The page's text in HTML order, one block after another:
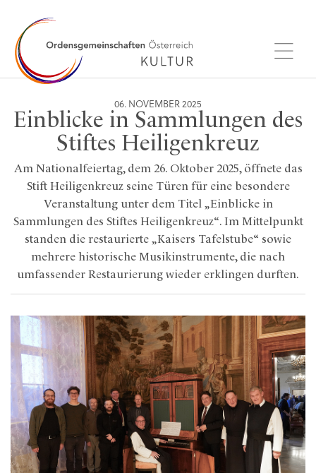
06. NOVEMBER 2025
Einblicke in Sammlungen des
Stiftes Heiligenkreuz
Am Nationalfeiertag, dem 26. Oktober 2025, öffnete das
Stift Heiligenkreuz seine Türen für eine besondere
Veranstaltung unter dem Titel „Einblicke in
Sammlungen des Stiftes Heiligenkreuz“. Im Mittelpunkt
standen die restaurierte „Kaisers Tafelstube“ sowie
mehrere historische Musikinstrumente, die nach
umfassender Restaurierung wieder erklingen durften.